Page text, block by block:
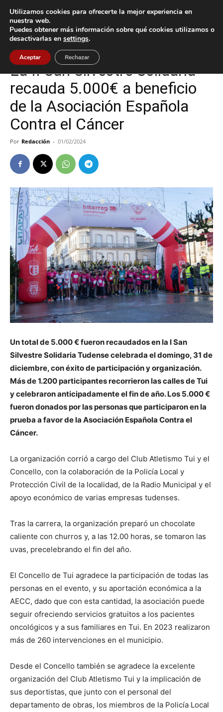
Inicio Cultura / Ocio
Cultura / Ocio Tui
La II San Silvestre Solidaria
recauda 5.000€ a beneficio
de la Asociación Española
Contra el Cáncer
Por Redacción - 01/02/2024
Un total de 5.000 € fueron recaudados en la I San
Silvestre Solidaria Tudense celebrada el domingo, 31 de
diciembre, con éxito de participación y organización.
Más de 1.200 participantes recorrieron las calles de Tui
y celebraron anticipadamente el fin de año. Los 5.000 €
fueron donados por las personas que participaron en la
prueba a favor de la Asociación Española Contra el
Cáncer.
La organización corrió a cargo del Club Atletismo Tui y el
Concello, con la colaboración de la Policía Local y
Protección Civil de la localidad, de la Radio Municipal y el
apoyo económico de varias empresas tudenses.
Tras la carrera, la organización preparó un chocolate
caliente con churros y, a las 12.00 horas, se tomaron las
uvas, precelebrando el fin del año.
El Concello de Tui agradece la participación de todas las
personas en el evento, y su aportación económica a la
AECC, dado que con esta cantidad, la asociación puede
seguir ofreciendo servicios gratuitos a los pacientes
oncológicos y a sus familiares en Tui. En 2023 realizaron
más de 260 intervenciones en el municipio.
Desde el Concello también se agradece la excelente
organización del Club Atletismo Tui y la implicación de
sus deportistas, que junto con el personal del
departamento de obras, los miembros de la Policía Local
Utilizamos cookies para ofrecerte la mejor experiencia en
nuestra web.
Puedes obtener más información sobre qué cookies utilizamos o
desactivarlas en settings.
Aceptar Rechazar